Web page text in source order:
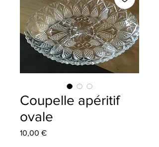
Coupelle apéritif
ovale
10,00 €Prezzo